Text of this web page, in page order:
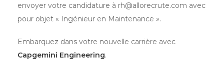
envoyer votre candidature à rh@allorecrute.com avec
pour objet « Ingénieur en Maintenance ».
Embarquez dans votre nouvelle carrière avec
Capgemini Engineering.